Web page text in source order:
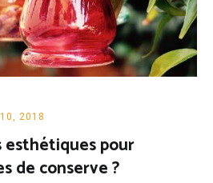
2018
esthétiques pour
de conserve ?